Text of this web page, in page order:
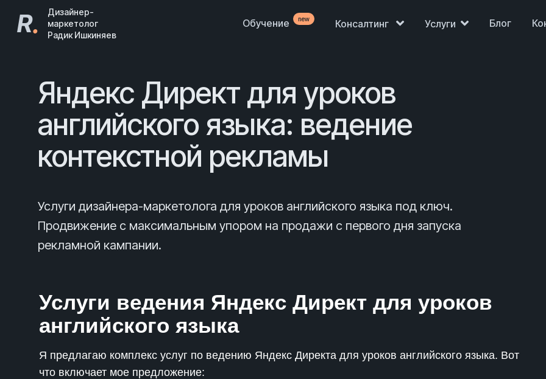
R.
Дизайнер-
маркетолог
Радик Ишкиняев
Обучение new Консалтинг Услуги Блог
Яндекс Директ для уроков
английского языка: ведение
контекстной рекламы
Услуги дизайнера-маркетолога для уроков английского языка под ключ.
Продвижение с максимальным упором на продажи с первого дня запуска
рекламной кампании.
Услуги ведения Яндекс Директ для уроков
английского языка
Я предлагаю комплекс услуг по ведению Яндекс Директа для уроков английского языка. Вот
что включает мое предложение: